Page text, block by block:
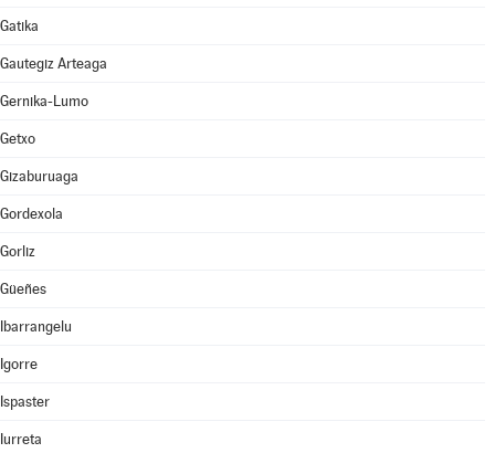
Gatika
Gautegiz Arteaga
Gernika-Lumo
Getxo
Gizaburuaga
Gordexola
Gorliz
Güeñes
Ibarrangelu
Igorre
Ispaster
Iurreta